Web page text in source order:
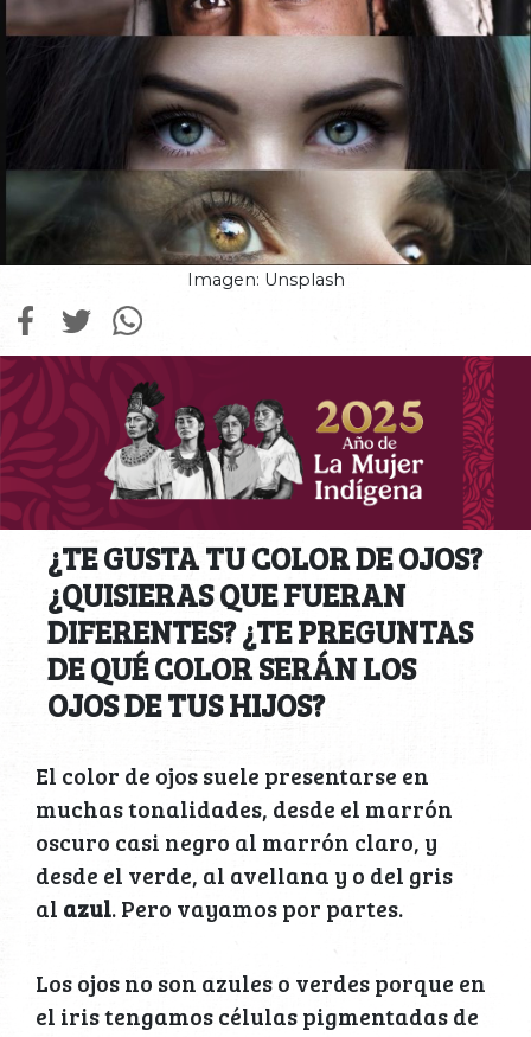
Imagen: Unsplash
¿TE GUSTA TU COLOR DE OJOS?
¿QUISIERAS QUE FUERAN
DIFERENTES? ¿TE PREGUNTAS
DE QUÉ COLOR SERÁN LOS
OJOS DE TUS HIJOS?
El color de ojos suele presentarse en
muchas tonalidades, desde el marrón
oscuro casi negro al marrón claro, y
desde el verde, al avellana y o del gris
al azul. Pero vayamos por partes.
Los ojos no son azules o verdes porque en
el iris tengamos células pigmentadas de